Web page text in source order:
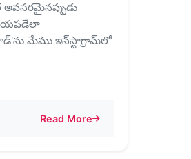
మేము ఇన్‌స్టాగ్రామ్‌లో
Read More
about 2023 ఇన్‌స్టాగ్రామ్ ట్రెండ్ రిపోర్ట్